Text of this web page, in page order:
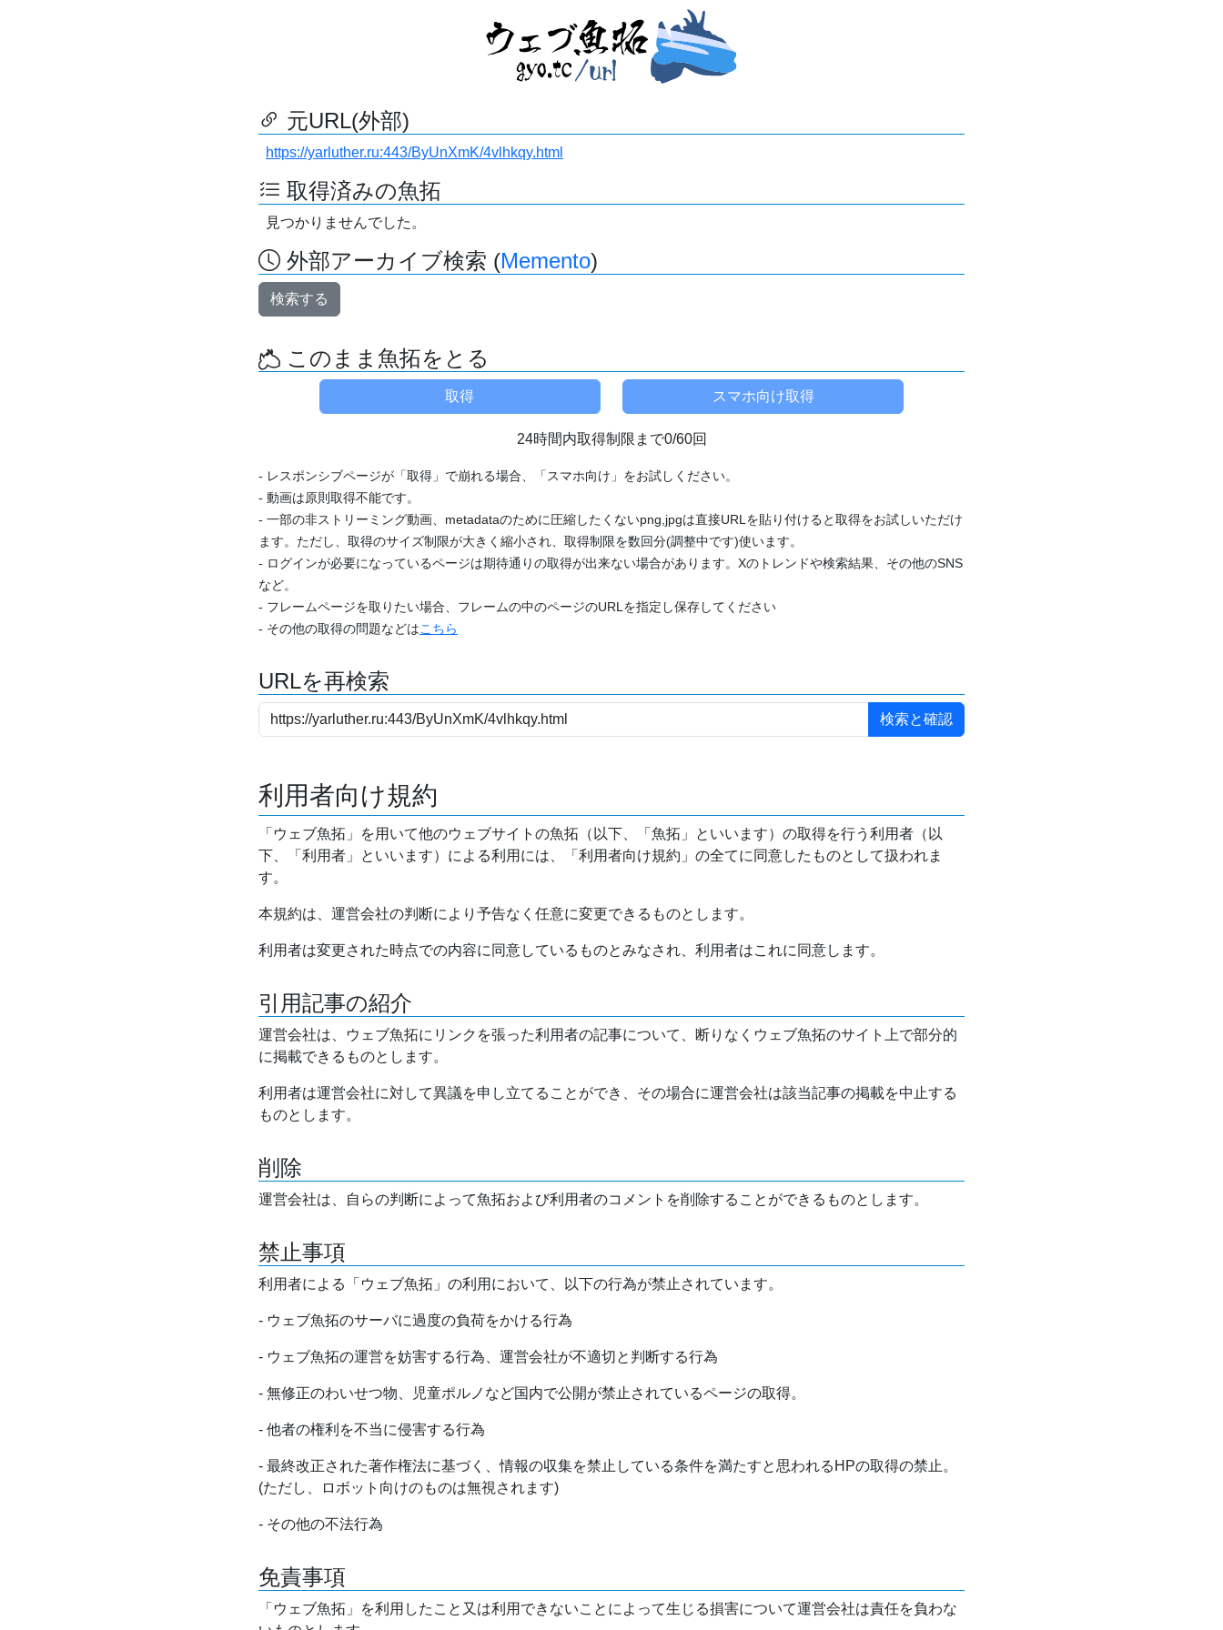
元URL(外部)
https://yarluther.ru:443/ByUnXmK/4vlhkqy.html
取得済みの魚拓
見つかりませんでした。
外部アーカイブ検索 (Memento)
検索する
このまま魚拓をとる
24時間内取得制限まで0/60回
- レスポンシブページが「取得」で崩れる場合、「スマホ向け」をお試しください。
- 動画は原則取得不能です。
- 一部の非ストリーミング動画、metadataのために圧縮したくないpng,jpgは直接URLを貼り付けると取得をお試しいただけ
ます。ただし、取得のサイズ制限が大きく縮小され、取得制限を数回分(調整中です)使います。
- ログインが必要になっているページは期待通りの取得が出来ない場合があります。Xのトレンドや検索結果、その他のSNS
など。
- フレームページを取りたい場合、フレームの中のページのURLを指定し保存してください
- その他の取得の問題などはこちら
URLを再検索
利用者向け規約
「ウェブ魚拓」を用いて他のウェブサイトの魚拓（以下、「魚拓」といいます）の取得を行う利用者（以
下、「利用者」といいます）による利用には、「利用者向け規約」の全てに同意したものとして扱われま
す。
本規約は、運営会社の判断により予告なく任意に変更できるものとします。
利用者は変更された時点での内容に同意しているものとみなされ、利用者はこれに同意します。
引用記事の紹介
運営会社は、ウェブ魚拓にリンクを張った利用者の記事について、断りなくウェブ魚拓のサイト上で部分的
に掲載できるものとします。
利用者は運営会社に対して異議を申し立てることができ、その場合に運営会社は該当記事の掲載を中止する
ものとします。
削除
運営会社は、自らの判断によって魚拓および利用者のコメントを削除することができるものとします。
禁止事項
利用者による「ウェブ魚拓」の利用において、以下の行為が禁止されています。
- ウェブ魚拓のサーバに過度の負荷をかける行為
- ウェブ魚拓の運営を妨害する行為、運営会社が不適切と判断する行為
- 無修正のわいせつ物、児童ポルノなど国内で公開が禁止されているページの取得。
- 他者の権利を不当に侵害する行為
- 最終改正された著作権法に基づく、情報の収集を禁止している条件を満たすと思われるHPの取得の禁止。
(ただし、ロボット向けのものは無視されます)
- その他の不法行為
免責事項
「ウェブ魚拓」を利用したこと又は利用できないことによって生じる損害について運営会社は責任を負わな